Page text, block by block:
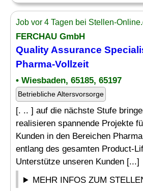
Job vor 4 Tagen bei Stellen-
FERCHAU GmbH
Quality Assurance
Pharma-Vollzeit
• Wiesbaden, 65185, 65197
Betriebliche Altersvorsorge
[. .. ] auf die nächste Stufe
realisieren spannende Projekte
Kunden in den Bereichen
entlang des gesamten Product-
Unterstütze unseren Kunden [...]
MEHR INFOS ZUM